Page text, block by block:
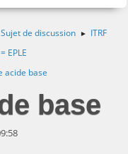
Sujet de discussion ► ITRF
EPLE
acide base
base